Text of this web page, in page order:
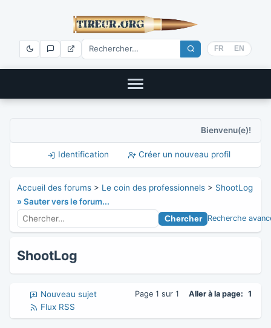
FR EN
Bienvenu(e)!
Identification Créer un nouveau profil
» Sauter vers le forum...
Accueil des forums > Le coin des professionnels > ShootLog
Recherche
ShootLog
Page 1 sur 1 Aller à la page: 1
Nouveau sujet
Flux RSS